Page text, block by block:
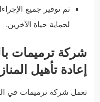
تم توفير جميع
لحماية حياة الآخرين.
شركة ترميمات
إعادة تأهيل
تعمل شركة ترميمات في